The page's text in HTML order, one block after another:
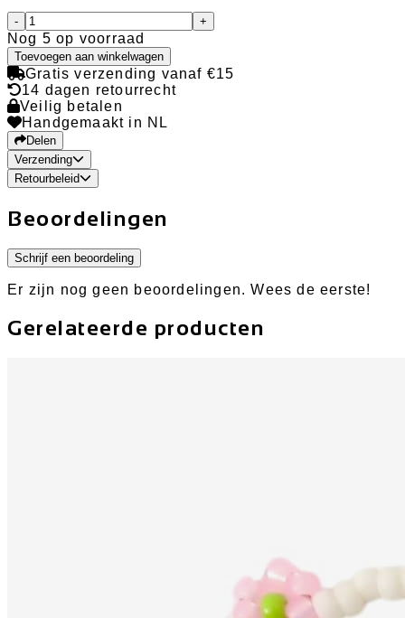
- +
Nog 5 op voorraad
Toevoegen aan winkelwagen
Gratis verzending vanaf €15
14 dagen retourrecht
Veilig betalen
Handgemaakt in NL
Delen
Verzending
Retourbeleid
Beoordelingen
Schrijf een beoordeling
Er zijn nog geen beoordelingen. Wees de eerste!
Gerelateerde producten